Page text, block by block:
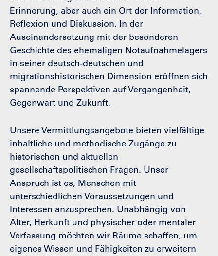
Erinnerung, aber auch ein Ort der Information,
Reflexion und Diskussion. In der
Auseinandersetzung mit der besonderen
Geschichte des ehemaligen Notaufnahmelagers
in seiner deutsch-deutschen und
migrationshistorischen Dimension eröffnen sich
spannende Perspektiven auf Vergangenheit,
Gegenwart und Zukunft.
Unsere Vermittlungsangebote bieten vielfältige
inhaltliche und methodische Zugänge zu
historischen und aktuellen
gesellschaftspolitischen Fragen. Unser
Anspruch ist es, Menschen mit
unterschiedlichen Voraussetzungen und
Interessen anzusprechen. Unabhängig von
Alter, Herkunft und physischer oder mentaler
Verfassung möchten wir Räume schaffen, um
eigenes Wissen und Fähigkeiten zu erweitern